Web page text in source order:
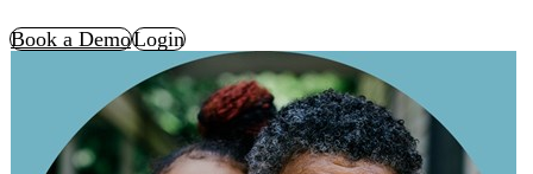
Book a DemoLogin